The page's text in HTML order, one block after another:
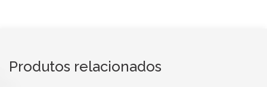
Produtos relacionados